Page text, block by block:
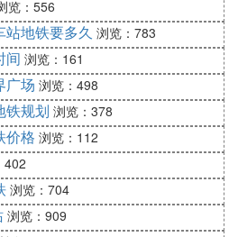
的车到达十三号街的时间最
场发车的最晚时间是22:00
号街那边从中街上车得几
街（地铁一号线）那边从中街
览：556
地铁要多久 浏览：783
间 浏览：161
广场 浏览：498
铁规划 浏览：378
价格 浏览：112
402
浏览：704
浏览：909